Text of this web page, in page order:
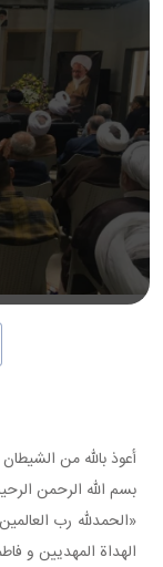
أعوذ بالله من
بسم الله الرحمن
«الحمدلله رب
الهداة المهديين و